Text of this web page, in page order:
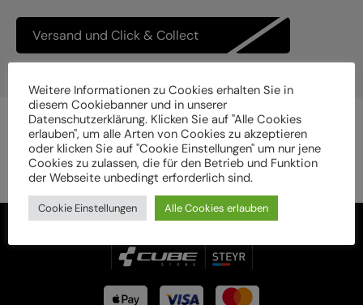
Versand und Click & Collect
Weitere Informationen zu Cookies erhalten Sie in
diesem Cookiebanner und in unserer
Datenschutzerklärung. Klicken Sie auf "Alle Cookies
erlauben", um alle Arten von Cookies zu akzeptieren
oder klicken Sie auf "Cookie Einstellungen" um nur jene
Cookies zu zulassen, die für den Betrieb und Funktion
der Webseite unbedingt erforderlich sind.
Cookie Einstellungen Alle Cookies erlauben